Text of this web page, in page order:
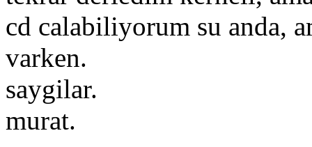
cd calabiliyorum su anda,
varken.
saygilar.
murat.